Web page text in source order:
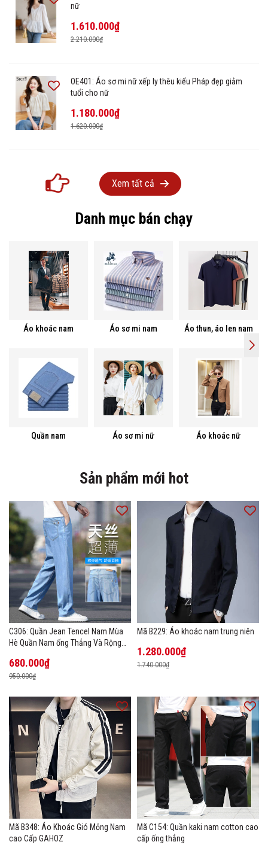
nữ
1.610.000₫
2.210.000₫
OE401: Áo sơ mi nữ xếp ly thêu kiểu Pháp đẹp giảm
tuổi cho nữ
1.180.000₫
1.620.000₫
Xem tất cả
Danh mục bán chạy
Áo khoác nam Áo sơ mi nam Áo thun, áo len nam
Quần nam Áo sơ mi nữ Áo khoác nữ
Sản phẩm mới hot
C306: Quần Jean Tencel Nam Mùa
Hè Quần Nam ống Thẳng Và Rộng
680.000₫
950.000₫
Mã B229: Áo khoác nam trung niên
1.280.000₫
1.740.000₫
Mã B348: Áo Khoác Gió Mỏng Nam
cao Cấp GAHOZ
Mã C154: Quần kaki nam cotton cao
cấp ống thẳng